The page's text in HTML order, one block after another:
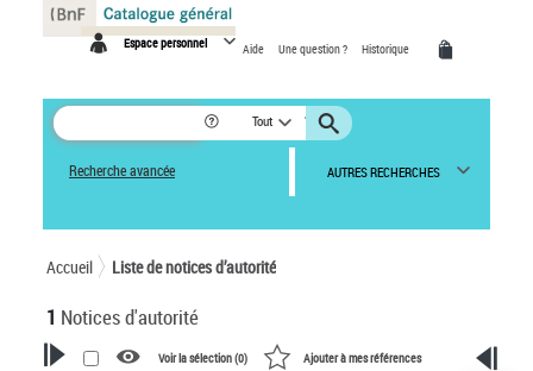
Espace personnel Aide Une question ? Historique
Tout
Recherche avancée AUTRES RECHERCHES
Accueil Liste de notices d’autorité
1 Notices d'autorité
Voir la sélection (0) Ajouter à mes références
Panneau de gestion des cookies